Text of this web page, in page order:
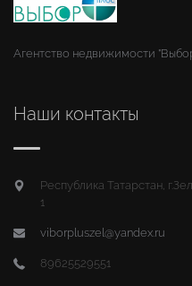
Агентство недвижимости
Наши контакты
Республика Татарстан,
1
viborpluszel@yandex.ru
89625529551